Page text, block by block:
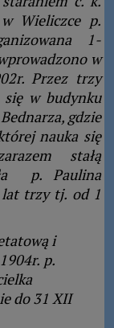
Wieliczce p.
1-
w
Przez trzy
się w budynku
gdzie
nauka się
stałą
p. Paulina
lat trzy tj. od 1
i
p.
do 31 XII